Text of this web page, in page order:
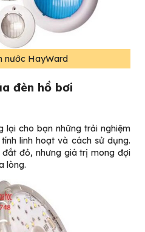
nước HayWard
đèn hồ bơi
lại cho bạn những trải nghiệm
linh hoạt và cách sử dụng.
đỏ, nhưng giá trị mong đợi
lòng.